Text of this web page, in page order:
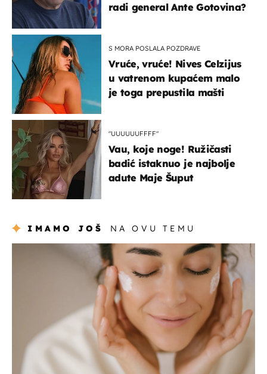
radi general Ante Gotovina?
S MORA POSLALA POZDRAVE
Vruće, vruće! Nives Celzijus
u vatrenom kupaćem malo
je toga prepustila mašti
"UUUUUUFFFF"
Vau, koje noge! Ružičasti
badić istaknuo je najbolje
adute Maje Šuput
IMAMO JOŠ NA OVU TEMU
moda & ljepota